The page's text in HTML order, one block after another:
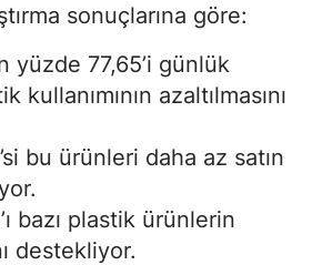
sonuçlarına göre:
yüzde 77,65’i günlük
kullanımının azaltılmasını
bu ürünleri daha az satın
bazı plastik ürünlerin
destekliyor.